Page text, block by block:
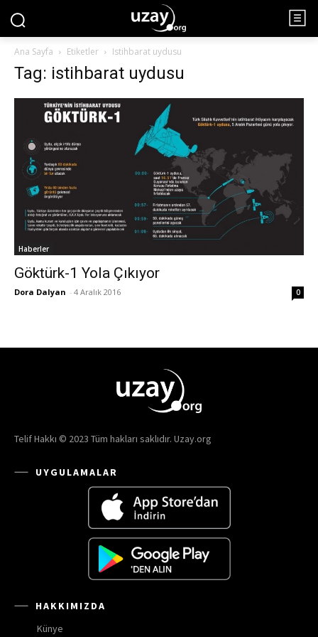
Ana Sayfa Etiketler Istihbarat uydusu
Tag: istihbarat uydusu
Haberler
Göktürk-1 Yola Çıkıyor
Dora Dalyan - 4 Aralık 2016 0
Telif Hakkı © 2023 Tüm hakları saklıdır. Uzay.org
UYGULAMALAR
HAKKIMIZDA
Künye